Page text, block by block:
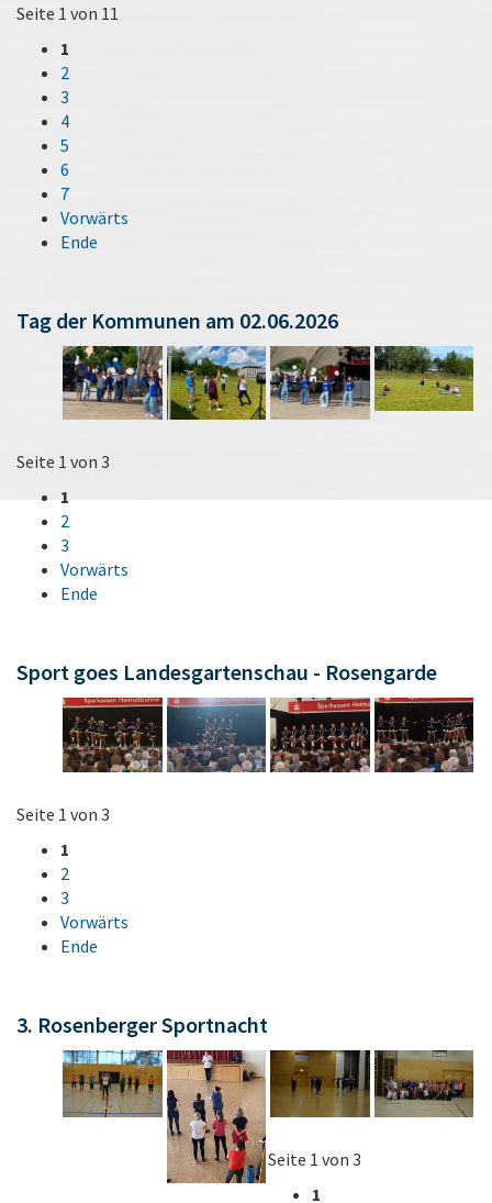
Seite 1 von 11
1
2
3
4
5
6
7
Vorwärts
Ende
Tag der Kommunen am 02.06.2026
Seite 1 von 3
1
2
3
Vorwärts
Ende
Sport goes Landesgartenschau - Rosengarde
Seite 1 von 3
1
2
3
Vorwärts
Ende
3. Rosenberger Sportnacht
Seite 1 von 3
1